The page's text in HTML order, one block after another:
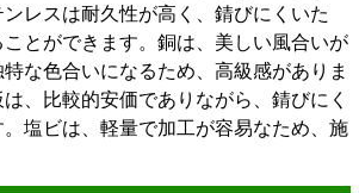
レスは耐久性が高く、錆びにくいた
とができます。銅は、美しい風合いが
な色合いになるため、高級感がありま
、比較的安価でありながら、錆びにく
。塩ビは、軽量で加工が容易なため、施